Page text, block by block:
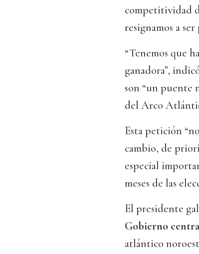
competitividad
resignamos a ser
“Tenemos que
ganadora”,
son “un puente
del Arco
Esta petición
cambio, de
especial
meses de las
El presidente
Gobierno
atlántico